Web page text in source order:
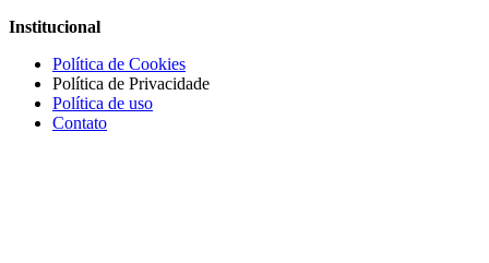
Institucional
Política de Cookies
Política de Privacidade
Política de uso
Contato